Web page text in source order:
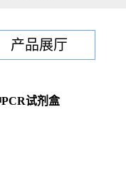
产品展厅
试剂盒